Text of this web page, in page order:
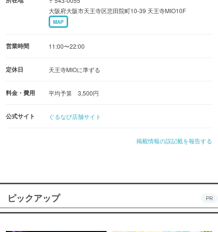
大阪府大阪市天王寺区悲田院町10-39 天王寺MIO10F
MAP
営業時間 11:00〜22:00
定休日 天王寺MIOに準ずる
料金・費用 平均予算 3,500円
公式サイト ぐるなび店舗サイト
掲載情報の誤記載を報告する
ピックアップ PR